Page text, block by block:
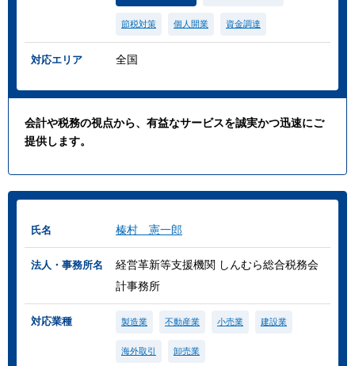
節税対策 個人開業 資金調達
対応エリア 全国
会計や税務の視点から、有益なサービスを誠実かつ迅速にご
提供します。
氏名 榛村 憲一郎
法人・事務所名
経営革新等支援機関 しんむら総合税務会
計事務所
対応業種 製造業 不動産業 小売業 建設業
海外取引 卸売業